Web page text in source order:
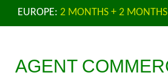
EUROPE: 2 MONTHS + 2 MONTHS
AGENT